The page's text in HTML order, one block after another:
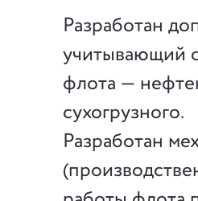
Разработан
учитывающий
флота —
сухогрузного.
Разработан